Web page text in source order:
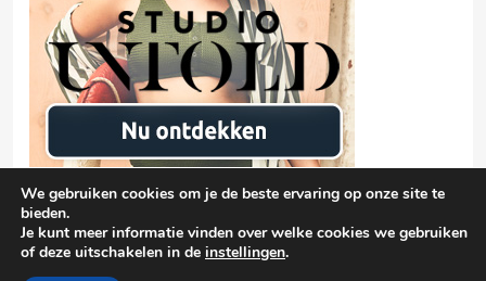
damen-mode.net 2026 |
We gebruiken cookies om je de beste ervaring op onze site te
bieden.
Je kunt meer informatie vinden over welke cookies we gebruiken
of deze uitschakelen in de instellingen.